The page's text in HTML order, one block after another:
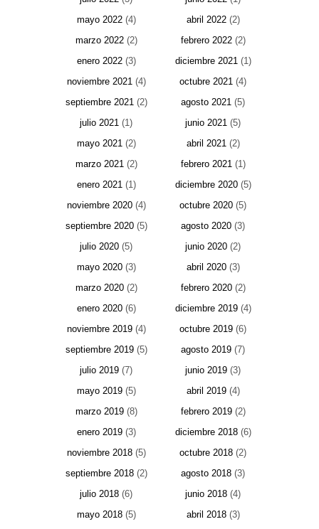
mayo 2022(4) abril 2022(2)
marzo 2022(2) febrero 2022(2)
enero 2022(3) diciembre 2021(1)
noviembre 2021(4) octubre 2021 (4)
septiembre 2021(2) agosto 2021 (5)
julio 2021 (1) junio 2021 (5)
mayo 2021(2) abril 2021(2)
marzo 2021(2) febrero 2021(1)
enero 2021(1) diciembre 2020(5)
noviembre 2020(4) octubre 2020 (5)
septiembre 2020(5) agosto 2020 (3)
julio 2020 (5) junio 2020 (2)
mayo 2020(3) abril 2020(3)
marzo 2020(2) febrero 2020(2)
enero 2020(6) diciembre 2019(4)
noviembre 2019(4) octubre 2019 (6)
septiembre 2019(5) agosto 2019 (7)
julio 2019 (7) junio 2019 (3)
mayo 2019(5) abril 2019(4)
marzo 2019(8) febrero 2019(2)
enero 2019(3) diciembre 2018(6)
noviembre 2018(5) octubre 2018 (2)
septiembre 2018(2) agosto 2018 (3)
julio 2018 (6) junio 2018 (4)
mayo 2018(5) abril 2018(3)